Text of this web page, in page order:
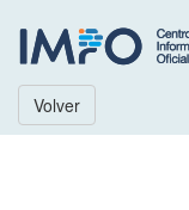
Volver